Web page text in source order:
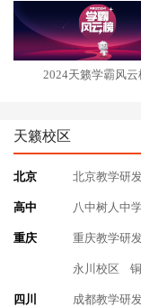
2024天籁学霸风云
天籁校区
北京 北京教学研
高中 八中树人中
重庆 重庆教学研
永川校区
四川 成都教学研